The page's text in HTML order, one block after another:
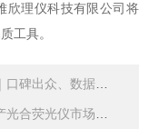
欣理仪科技有限公司将
工具。
准的本土优质生产商盘点
仪深耕领域多年打造完整产品体系